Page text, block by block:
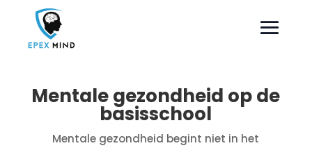
Mentale gezondheid op de
basisschool
Mentale gezondheid begint niet in het